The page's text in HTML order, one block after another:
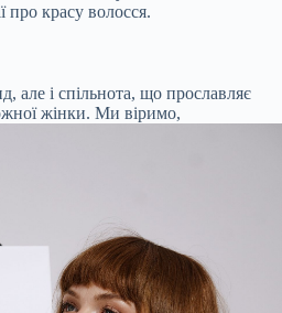
про красу волосся.
але і спільнота, що прославляє
жінки. Ми віримо,